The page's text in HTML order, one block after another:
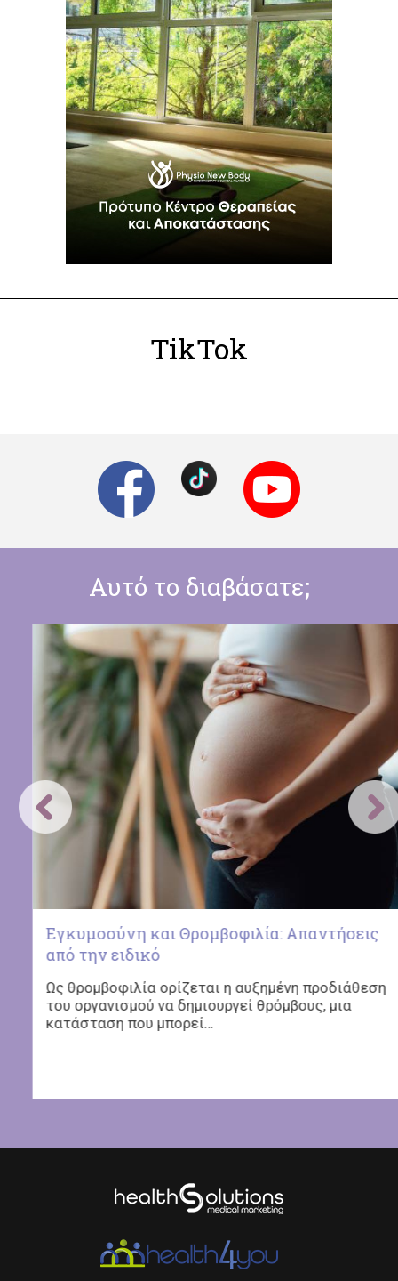
TikTok
Αυτό το διαβάσατε;
Καρκίνος του μαστού: Πότε θα πρέπει να
γίνεται γενετικός έλεγχος;
Ημέρα κατά του Καρκίνου του Μαστού και
έρχεται…